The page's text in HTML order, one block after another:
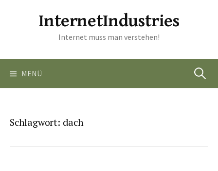
InternetIndustries
Internet muss man verstehen!
MENÜ Suchen
Schlagwort: dach